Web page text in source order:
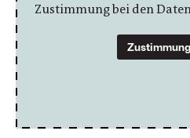
Zustimmung bei den